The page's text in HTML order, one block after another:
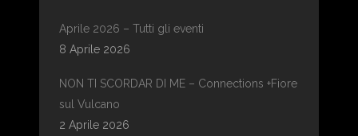
Aprile 2026 – Tutti gli eventi
8 Aprile 2026
NON TI SCORDAR DI ME – Connections +Fiore
sul Vulcano
2 Aprile 2026